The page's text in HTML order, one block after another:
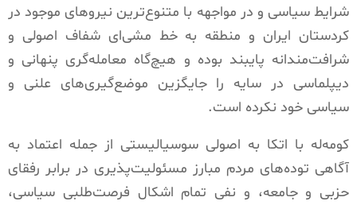
شرایط سیاسی و در مواجهه با متنوع‌ترین نیروهای موجود در
کردستان ایران و منطقه به خط مشی‌ای شفاف اصولی و
شرافت‌مندانه پایبند بوده و هیچ‌گاه معامله‌گری پنهانی و
دیپلماسی در سایه را جایگزین موضع‌گیری‌های علنی و
سیاسی خود نکرده است.
کومه‌له با اتکا به اصولی سوسیالیستی از جمله اعتماد به
آگاهی توده‌های مردم مبارز مسئولیت‌پذیری در برابر رفقای
حزبی و جامعه، و نفی تمام اشکال فرصت‌طلبی سیاسی،